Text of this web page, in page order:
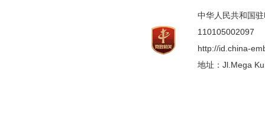
中华人民共和国
110105002097
http://id.china-
地址：Jl.Mega